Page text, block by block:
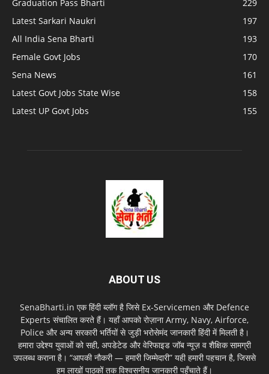
Graduation Pass Bharti
229
Latest Sarkari Naukri
197
All India Sena Bharti
193
Female Govt Jobs
170
Sena News
161
Latest Govt Jobs State Wise
158
Latest UP Govt Jobs
155
ABOUT US
SenaBharti.in एक हिंदी ब्लॉग है जिसे Ex‑Servicemen और Defence
Experts संचालित करते हैं। यहाँ आपको रोज़ाना Army, Navy, Airforce,
Police और अन्य सरकारी भर्तियों से जुड़ी भरोसेमंद जानकारी हिंदी में मिलती है।
हमारा उद्देश्य युवाओं को सही, अपडेटेड और वेरिफाइड जॉब न्यूज़ व शैक्षिक सामग्री
उपलब्ध कराना है। “आपकी नौकरी — हमारी जिम्मेदारी” यही हमारी पहचान है, जिससे
हम लाखों पाठकों तक विश्वसनीय जानकारी पहुँचाते हैं।